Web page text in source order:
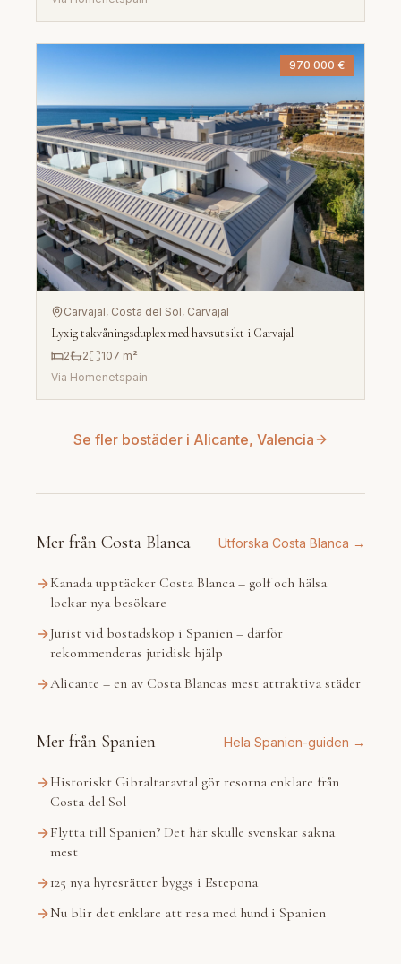
970 000 €
Carvajal, Costa del Sol, Carvajal
Lyxig takvåningsduplex med havsutsikt i Carvajal
2 2 107 m²
Via Homenetspain
Se fler bostäder i Alicante, Valencia
Mer från Costa Blanca Utforska Costa Blanca →
Kanada upptäcker Costa Blanca – golf och hälsa
lockar nya besökare
Jurist vid bostadsköp i Spanien – därför
rekommenderas juridisk hjälp
Alicante – en av Costa Blancas mest attraktiva städer
Mer från Spanien Hela Spanien-guiden →
Historiskt Gibraltaravtal gör resorna enklare från
Costa del Sol
Flytta till Spanien? Det här skulle svenskar sakna
mest
125 nya hyresrätter byggs i Estepona
Nu blir det enklare att resa med hund i Spanien